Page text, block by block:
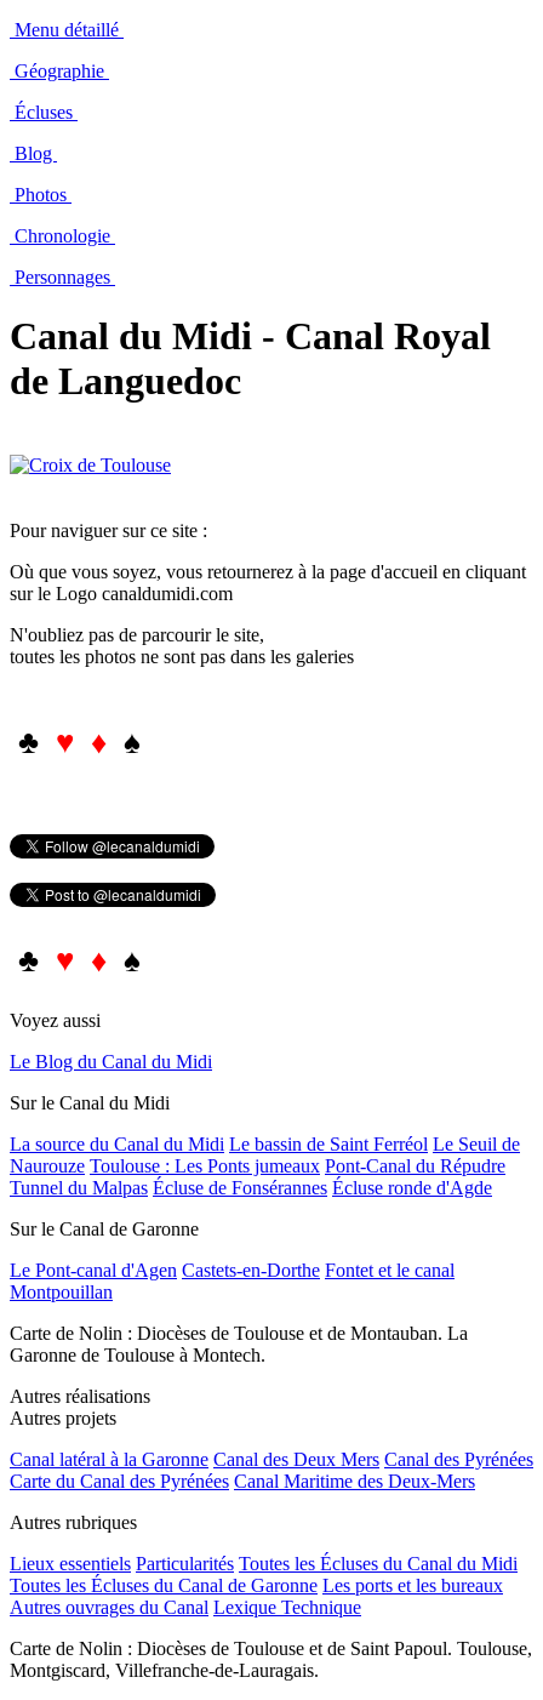
Menu détaillé
Géographie
Écluses
Blog
Photos
Chronologie
Personnages
Canal du Midi - Canal Royal
de Languedoc
Pour naviguer sur ce site :
Où que vous soyez, vous retournerez à la page d'accueil en cliquant
sur le Logo canaldumidi.com
N'oubliez pas de parcourir le site,
toutes les photos ne sont pas dans les galeries
♣ ♥ ♦ ♠
♣ ♥ ♦ ♠
Voyez aussi
Le Blog du Canal du Midi
Sur le Canal du Midi
La source du Canal du Midi Le bassin de Saint Ferréol Le Seuil de
Naurouze Toulouse : Les Ponts jumeaux Pont-Canal du Répudre
Tunnel du Malpas Écluse de Fonsérannes Écluse ronde d'Agde
Sur le Canal de Garonne
Le Pont-canal d'Agen Castets-en-Dorthe Fontet et le canal
Montpouillan
Carte de Nolin : Diocèses de Toulouse et de Montauban. La
Garonne de Toulouse à Montech.
Autres réalisations
Autres projets
Canal latéral à la Garonne Canal des Deux Mers Canal des Pyrénées
Carte du Canal des Pyrénées Canal Maritime des Deux-Mers
Autres rubriques
Lieux essentiels Particularités Toutes les Écluses du Canal du Midi
Toutes les Écluses du Canal de Garonne Les ports et les bureaux
Autres ouvrages du Canal Lexique Technique
Carte de Nolin : Diocèses de Toulouse et de Saint Papoul. Toulouse,
Montgiscard, Villefranche-de-Lauragais.